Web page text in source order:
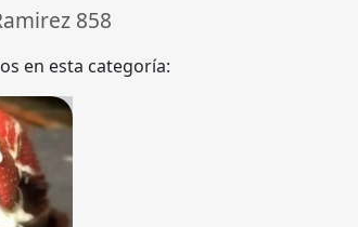
858
en esta categoría: